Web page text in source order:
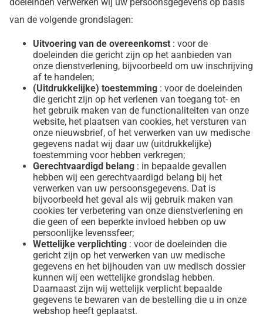
van de volgende grondslagen:
Uitvoering van de overeenkomst : voor de
doeleinden die gericht zijn op het aanbieden van
onze dienstverlening, bijvoorbeeld om uw inschrijving
af te handelen;
(Uitdrukkelijke) toestemming : voor de doeleinden
die gericht zijn op het verlenen van toegang tot- en
het gebruik maken van de functionaliteiten van onze
website, het plaatsen van cookies, het versturen van
onze nieuwsbrief, of het verwerken van uw medische
gegevens nadat wij daar uw (uitdrukkelijke)
toestemming voor hebben verkregen;
Gerechtvaardigd belang : in bepaalde gevallen
hebben wij een gerechtvaardigd belang bij het
verwerken van uw persoonsgegevens. Dat is
bijvoorbeeld het geval als wij gebruik maken van
cookies ter verbetering van onze dienstverlening en
die geen of een beperkte invloed hebben op uw
persoonlijke levenssfeer;
Wettelijke verplichting : voor de doeleinden die
gericht zijn op het verwerken van uw medische
gegevens en het bijhouden van uw medisch dossier
kunnen wij een wettelijke grondslag hebben.
Daarnaast zijn wij wettelijk verplicht bepaalde
gegevens te bewaren van de bestelling die u in onze
webshop heeft geplaatst.